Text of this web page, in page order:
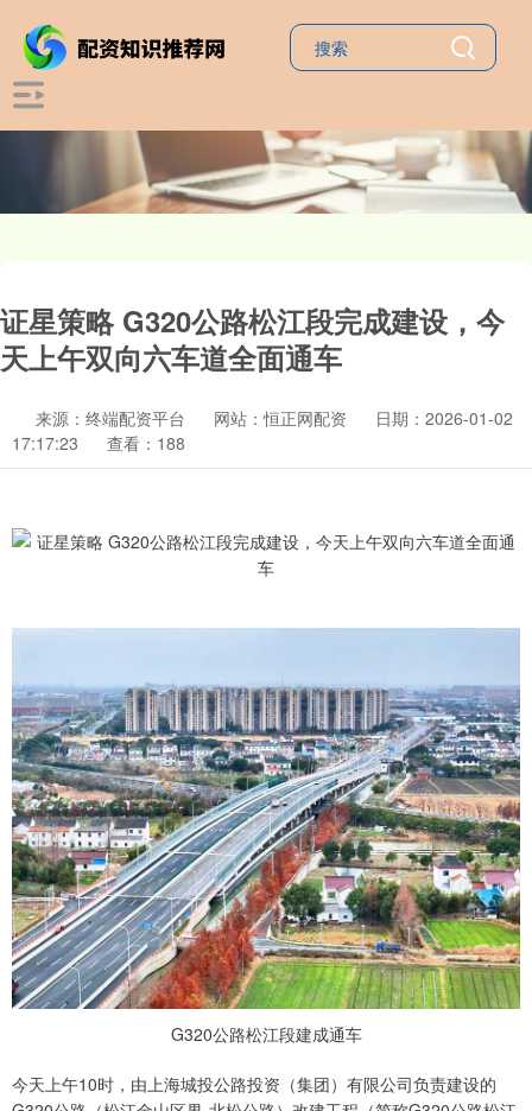
证星策略 G320公路松江段完成建设，今
天上午双向六车道全面通车
来源：终端配资平台 网站：恒正网配资
日期：2026-01-02
17:17:23
查看：188
G320公路松江段建成通车
今天上午10时，由上海城投公路投资（集团）有限公司负责建设的